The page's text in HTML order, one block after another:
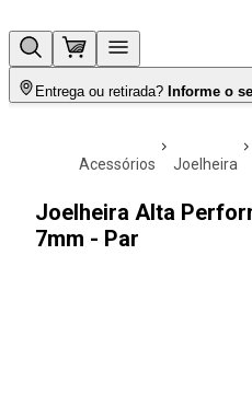
Entrega ou retirada? Informe o
acessórios joelheira
Joelheira Alta
7mm - Par